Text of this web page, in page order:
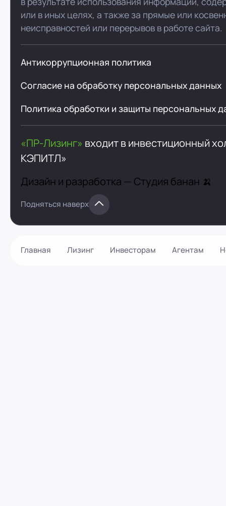
Главная Лизинг Инвесторам Агентам
или в иных целях, а также за прямые или
неисправностей или перерывов в работе сайта.
Антикоррупционная политика
Согласие на обработку персональных данных
Политика обработки и защиты персональных
«ПР-Лизинг» входит в инвестиционный
КЭПИТЛ»
Дизайн и разработка — Студия банан 🍌
Подняться наверх